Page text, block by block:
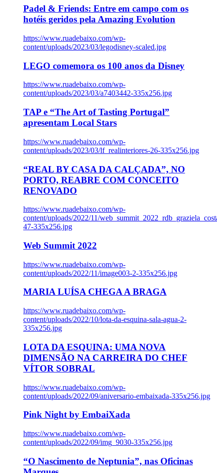
Padel & Friends: Entre em campo com os
hotéis geridos pela Amazing Evolution
https://www.ruadebaixo.com/wp-
content/uploads/2023/03/legodisney-scaled.jpg
LEGO comemora os 100 anos da Disney
https://www.ruadebaixo.com/wp-
content/uploads/2023/03/a7403442-335x256.jpg
TAP e “The Art of Tasting Portugal”
apresentam Local Stars
https://www.ruadebaixo.com/wp-
content/uploads/2023/03/lf_realinteriores-26-335x256.jpg
“REAL BY CASA DA CALÇADA”, NO
PORTO, REABRE COM CONCEITO
RENOVADO
https://www.ruadebaixo.com/wp-
content/uploads/2022/11/
47-335x256.jpg
Web Summit 2022
https://www.ruadebaixo.com/wp-
content/uploads/2022/11/image003-2-335x256.jpg
MARIA LUÍSA CHEGA A BRAGA
https://www.ruadebaixo.com/wp-
content/uploads/2022/10/lota-da-esquina-sala-agua-2-
335x256.jpg
LOTA DA ESQUINA: UMA NOVA
DIMENSÃO NA CARREIRA DO CHEF
VÍTOR SOBRAL
https://www.ruadebaixo.com/wp-
content/uploads/2022/09/aniversario-embaixada-335x256.jpg
Pink Night by EmbaiXada
https://www.ruadebaixo.com/wp-
content/uploads/2022/09/img_9030-335x256.jpg
“O Nascimento de Neptunia”, nas Oficinas